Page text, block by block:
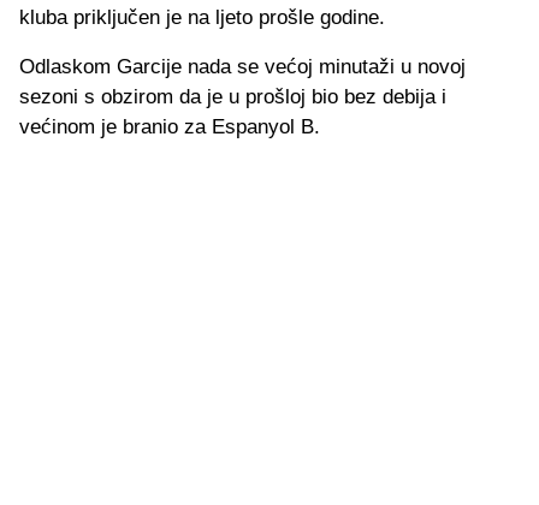
kluba priključen je na ljeto prošle godine.
Odlaskom Garcije nada se većoj minutaži u novoj
sezoni s obzirom da je u prošloj bio bez debija i
većinom je branio za Espanyol B.